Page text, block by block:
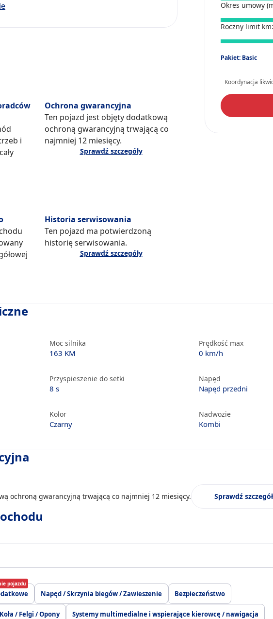
Okres umowy
Roczny limit km:
Pakiet: Basic
Koordynacja
i
Ochrona gwarancyjna
Ten pojazd jest objęty dodatkową
ochroną gwarancyjną trwającą co
najmniej 12 miesięcy.
Sprawdź szczegóły
Historia serwisowania
Ten pojazd ma potwierdzoną
historię serwisowania.
Sprawdź szczegóły
Moc silnika
163 KM
Prędkość max
0 km/h
Przyspieszenie do setki
8 s
Napęd
Napęd przedni
Kolor
Czarny
Nadwozie
Kombi
ochroną gwarancyjną trwającą co najmniej 12 miesięcy. Sprawdź
pojazdu
Napęd / Skrzynia biegów / Zawieszenie Bezpieczeństwo
Koła / Felgi / Opony Systemy multimedialne i wspierające kierowcę / nawigacja